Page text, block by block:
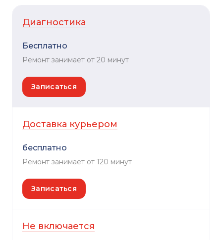
Диагностика
Бесплатно
Ремонт занимает от 20 минут
Записаться
Доставка курьером
бесплатно
Ремонт занимает от 120 минут
Записаться
Не включается